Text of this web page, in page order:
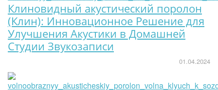
Клиновидный акустический поролон
(Клин): Инновационное Решение для
Улучшения Акустики в Домашней
Студии Звукозаписи
01.04.2024